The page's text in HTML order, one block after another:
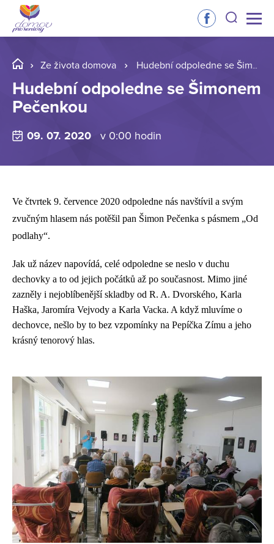
Ze života domova Hudební odpoledne se Šimonem Pečenkou
Hudební odpoledne se Šimonem
Pečenkou
09. 07. 2020 v 0:00 hodin
Ve čtvrtek 9. července 2020 odpoledne nás navštívil a svým
zvučným hlasem nás potěšil pan Šimon Pečenka s pásmem „Od
podlahy“.
Jak už název napovídá, celé odpoledne se neslo v duchu
dechovky a to od jejich počátků až po současnost. Mimo jiné
zazněly i nejoblíbenější skladby od R. A. Dvorského, Karla
Haška, Jaromíra Vejvody a Karla Vacka. A když mluvíme o
dechovce, nešlo by to bez vzpomínky na Pepíčka Zímu a jeho
krásný tenorový hlas.